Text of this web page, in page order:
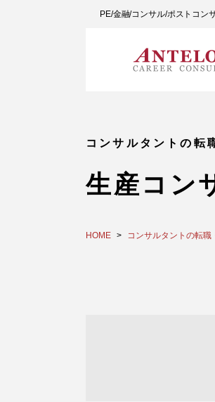
PE/金融/コンサル/ポストコ
コンサルタントの転
生産コン
HOME コンサルタントの転職